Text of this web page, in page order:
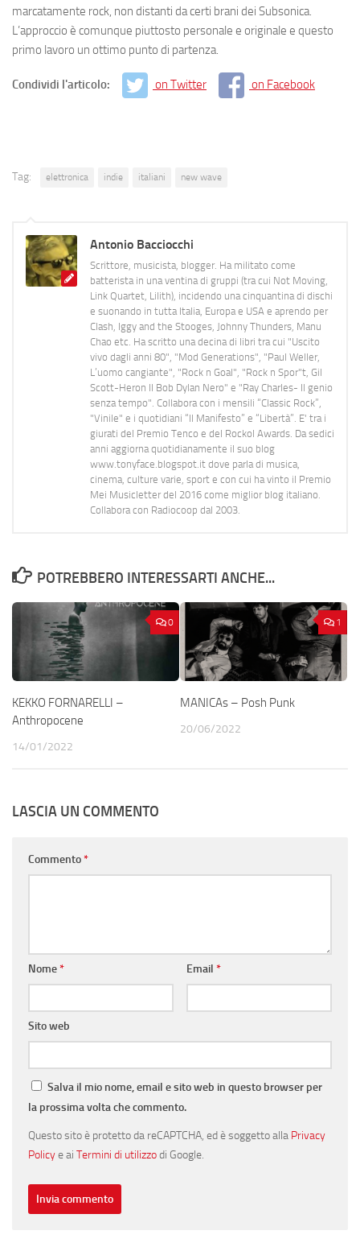
marcatamente rock, non distanti da certi brani dei Subsonica.
L’approccio è comunque piuttosto personale e originale e questo
primo lavoro un ottimo punto di partenza.
Condividi l'articolo: on Twitter on Facebook
Tag: elettronica indie italiani new wave
Antonio Bacciocchi
Scrittore, musicista, blogger. Ha militato come
batterista in una ventina di gruppi (tra cui Not Moving,
Link Quartet, Lilith), incidendo una cinquantina di dischi
e suonando in tutta Italia, Europa e USA e aprendo per
Clash, Iggy and the Stooges, Johnny Thunders, Manu
Chao etc. Ha scritto una decina di libri tra cui "Uscito
vivo dagli anni 80", "Mod Generations", "Paul Weller,
L’uomo cangiante", "Rock n Goal", "Rock n Spor"t, Gil
Scott-Heron Il Bob Dylan Nero" e "Ray Charles- Il genio
senza tempo". Collabora con i mensili “Classic Rock”,
"Vinile" e i quotidiani “Il Manifesto” e “Libertà”. E' tra i
giurati del Premio Tenco e del Rockol Awards. Da sedici
anni aggiorna quotidianamente il suo blog
www.tonyface.blogspot.it dove parla di musica,
cinema, culture varie, sport e con cui ha vinto il Premio
Mei Musicletter del 2016 come miglior blog italiano.
Collabora con Radiocoop dal 2003.
POTREBBERO INTERESSARTI ANCHE...
0
KEKKO FORNARELLI –
Anthropocene
14/01/2022
1
MANICAs – Posh Punk
20/06/2022
LASCIA UN COMMENTO
Commento*
Nome* Email *
Sito web
Salva il mio nome, email e sito web in questo browser per
la prossima volta che commento.
Questo sito è protetto da reCAPTCHA, ed è soggetto alla Privacy
Policye ai Termini di utilizzodi Google.